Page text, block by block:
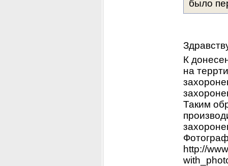
было
К
на
Таким
http://